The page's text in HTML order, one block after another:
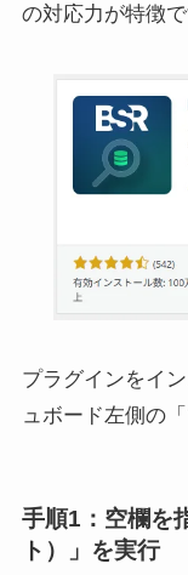
の対応力が特徴で
プラグインをイ
ュボード左側の
手順1：空欄を
ト）」を実行